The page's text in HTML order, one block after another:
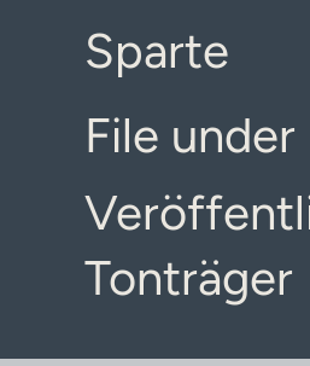
Sparte
File under
Tonträger